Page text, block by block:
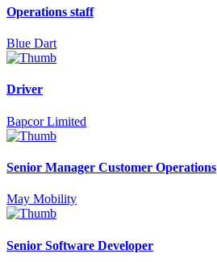
Operations staff
Blue Dart
Driver
Bapcor Limited
Senior Manager Customer Operations
May Mobility
Senior Software Developer